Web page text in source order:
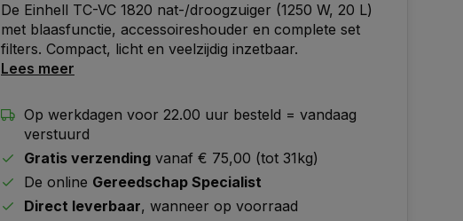
De Einhell TC-VC 1820 nat-/droogzuiger (1250 W, 20 L)
met blaasfunctie, accessoireshouder en complete set
filters. Compact, licht en veelzijdig inzetbaar.
Lees meer
Op werkdagen voor 22.00 uur besteld = vandaag
verstuurd
Gratis verzending vanaf € 75,00 (tot 31kg)
De online Gereedschap Specialist
Direct leverbaar, wanneer op voorraad